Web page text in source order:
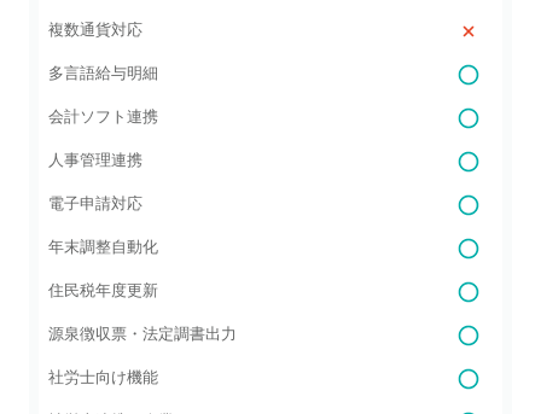
複数通貨対応
多言語給与明細
会計ソフト連携
人事管理連携
電子申請対応
年末調整自動化
住民税年度更新
源泉徴収票・法定調書出力
社労士向け機能